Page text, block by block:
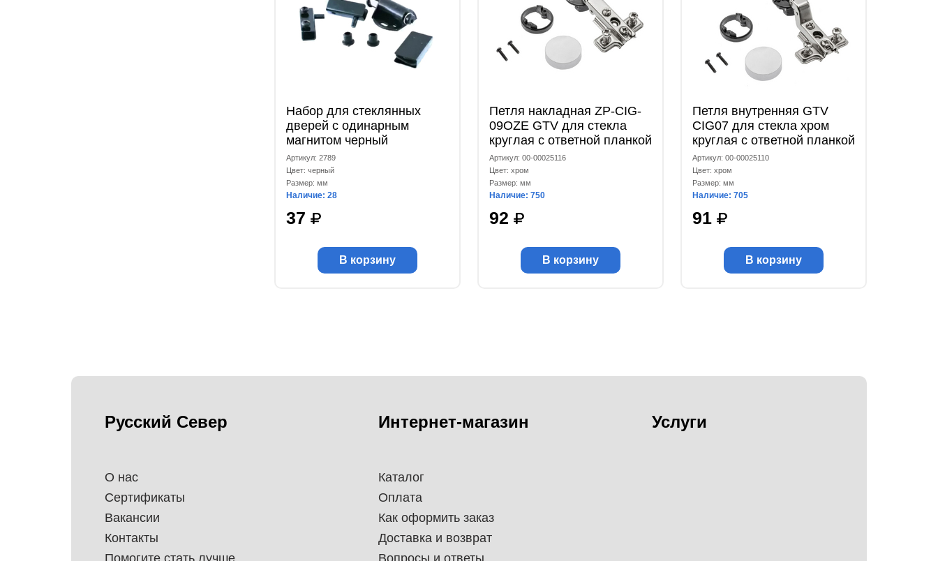
Набор для стеклянных
дверей с одинарным
магнитом черный
Артикул: 2789
Цвет: черный
Размер: мм
Наличие: 28
37
В корзину
Петля накладная ZP-CIG-
09OZE GTV для стекла
круглая с ответной планкой
H=0 и еврошурупом
Артикул: 00-00025116
Цвет: хром
Размер: мм
Наличие: 750
92
В корзину
Петля внутренняя GTV
CIG07 для стекла хром
круглая с ответной планкой
H-0 и еврошурупом
Артикул: 00-00025110
Цвет: хром
Размер: мм
Наличие: 705
91
В корзину
Русский Север
О нас
Сертификаты
Вакансии
Контакты
Помогите стать лучше
Интернет-магазин
Каталог
Оплата
Как оформить заказ
Доставка и возврат
Вопросы и ответы
Услуги